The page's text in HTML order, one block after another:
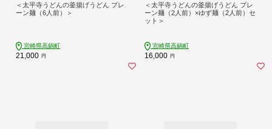
＜太平寺うどんの釜揚げうどん プレ
ーン麺（6人前）＞
宮崎県高鍋町
21,000 円
＜太平寺うどんの釜揚げうどん プレ
ーン麺（2人前）×ゆず麺（2人前）セ
ット＞
宮崎県高鍋町
16,000 円